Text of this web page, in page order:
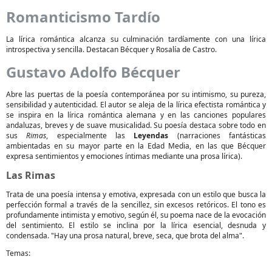
Romanticismo Tardío
La lírica romántica alcanza su culminación tardíamente con una lírica
introspectiva y sencilla. Destacan Bécquer y Rosalía de Castro.
Gustavo Adolfo Bécquer
Abre las puertas de la poesía contemporánea por su intimismo, su pureza,
sensibilidad y autenticidad. El autor se aleja de la lírica efectista romántica y
se inspira en la lírica romántica alemana y en las canciones populares
andaluzas, breves y de suave musicalidad. Su poesía destaca sobre todo en
susRimas, especialmente las Leyendas (narraciones fantásticas
ambientadas en su mayor parte en la Edad Media, en las que Bécquer
expresa sentimientos y emociones íntimas mediante una prosa lírica).
Las Rimas
Trata de una poesía intensa y emotiva, expresada con un estilo que busca la
perfección formal a través de la sencillez, sin excesos retóricos. El tono es
profundamente intimista y emotivo, según él, su poema nace de la evocación
del sentimiento. El estilo se inclina por la lírica esencial, desnuda y
condensada. "Hay una prosa natural, breve, seca, que brota del alma".
Temas: